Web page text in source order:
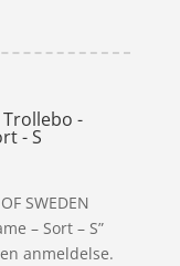
Trollebo -
- S
SWEDEN
– Sort – S”
anmeldelse.